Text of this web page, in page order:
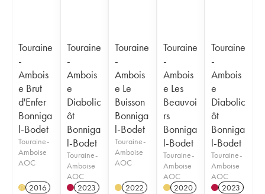
Touraine
-
Ambois
e Brut
d'Enfer
Bonniga
l-Bodet
Touraine-
Amboise
AOC
H 2016
Touraine
-
Ambois
e
Diabolic
ôt
Bonniga
l-Bodet
Touraine-
Amboise
AOC
2023
Touraine
-
Ambois
e Le
Buisson
Bonniga
l-Bodet
Touraine-
Amboise
AOC
2022
Touraine
-
Ambois
e Les
Beauvoi
rs
Bonniga
l-Bodet
Touraine-
Amboise
AOC
2020
Touraine
-
Ambois
e
Diabolic
ôt
Bonniga
l-Bodet
Touraine-
Amboise
AOC
2023